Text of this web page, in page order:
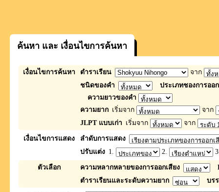
ค้นหา และ เงื่อนไขการค้นหา
เงื่อนไขการค้นหา ตำราเรียน
จาก
ชนิดของคำ
ประเภทชองการออ
ความยาวของคำ
ความยาก เริ่มจาก
จาก
JLPT แบบเก่า เริ่มจาก จาก
เงื่อนไขการแสดง
ลำดับการแสดง
ปรับแต่ง 1. 2.
ตัวเลือก ความหลากหลายของการออกเสียง
ตำราเรียนและระดับความยาก
บร